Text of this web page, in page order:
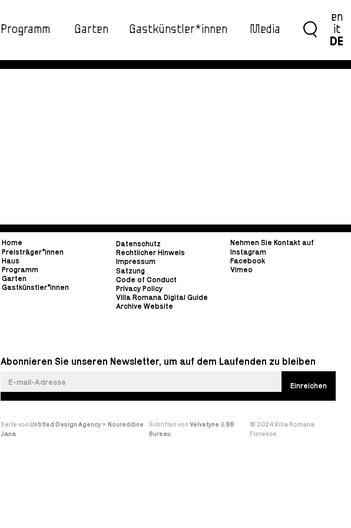
Programm Garten Gastkünstler*innen Media
en
it
DE
Home
Preisträger*innen
Haus
Programm
Garten
Gastkünstler*innen
Datenschutz
Rechtlicher Hinweis
Impressum
Satzung
Code of Conduct
Privacy Policy
Villa Romana Digital Guide
Archive Website
Nehmen Sie Kontakt auf
Instagram
Facebook
Vimeo
Abonnieren Sie unseren Newsletter, um auf dem Laufenden zu bleiben
Seite von Untitled Design Agency× Noureddine
Jana
Schriften von Velvetyne & BB
Bureau
© 2024 Villa Romana
Florence